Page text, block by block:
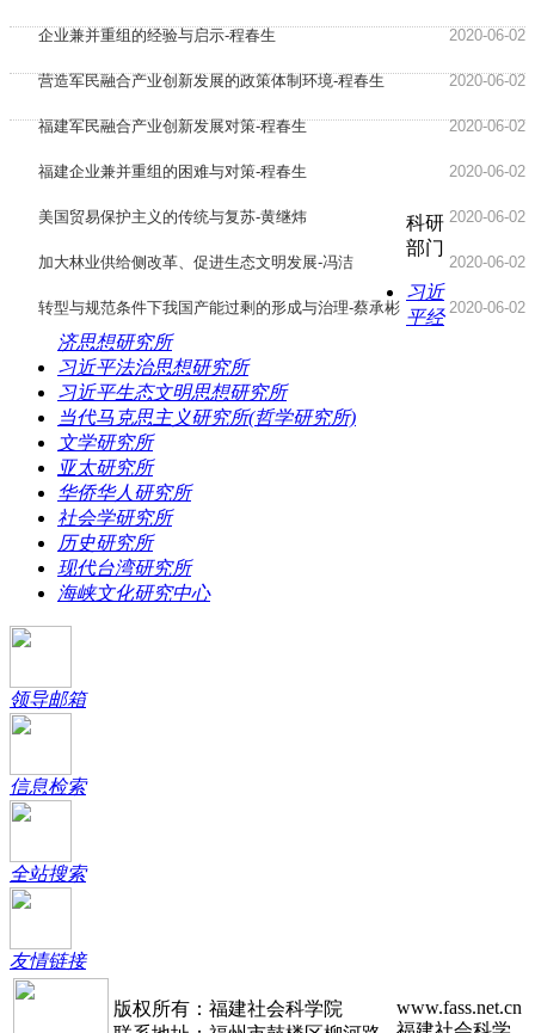
企业兼并重组的经验与启示-程春生 2020-06-02
营造军民融合产业创新发展的政策体制环境-程春生 2020-06-02
福建军民融合产业创新发展对策-程春生 2020-06-02
福建企业兼并重组的困难与对策-程春生 2020-06-02
美国贸易保护主义的传统与复苏-黄继炜 2020-06-02
加大林业供给侧改革、促进生态文明发展-冯洁 2020-06-02
转型与规范条件下我国产能过剩的形成与治理-蔡承彬 2020-06-02
科研
部门
习近
平经
济思想研究所
习近平法治思想研究所
习近平生态文明思想研究所
当代马克思主义研究所(哲学研究所)
文学研究所
亚太研究所
华侨华人研究所
社会学研究所
历史研究所
现代台湾研究所
海峡文化研究中心
领导邮箱
信息检索
全站搜索
友情链接
版权所有：福建社会科学院
www.fass.net.cn